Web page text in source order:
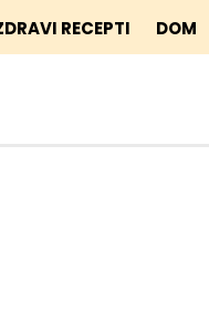
RECEPTI DOM